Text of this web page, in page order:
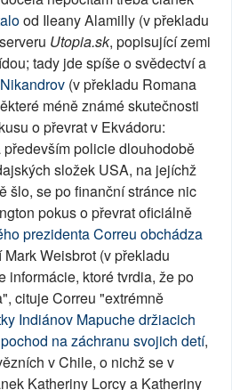
od Ileany Alamilly (v překladu
Utopia.sk, popisující zemi
tady jde spíše o svědectví a
(v překladu Romana
méně známé skutečnosti
o převrat v Ekvádoru:
policie dlouhodobě
složek USA, na jejíchž
šlo, se po finanční stránce nic
pokus o převrat oficiálně
prezidenta Correu obchádza
Mark Weisbrot (v překladu
informácie, ktoré tvrdia, že po
cituje Correu "extrémně
Indiánov Mapuche držiacich
na záchranu svojich detí,
v Chile, o nichž se v
Katheriny Lorcy a Katheriny